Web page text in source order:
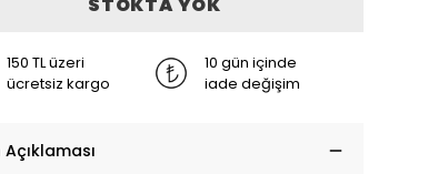
150 TL üzeri
ücretsiz kargo
10 gün içinde
iade değişim
Açıklaması